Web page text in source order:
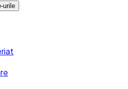
urile